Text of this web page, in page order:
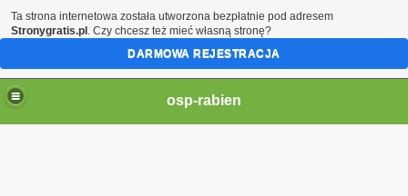
osp-rabien
Ta strona internetowa została utworzona bezpłatnie pod adresem
Stronygratis.pl . Czy chcesz też mieć własną stronę?
DARMOWA REJESTRACJA